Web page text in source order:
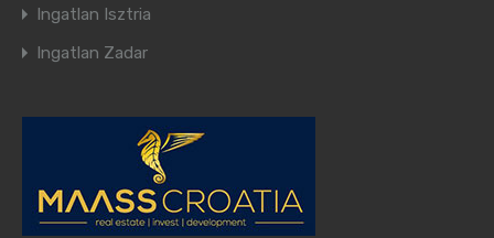
Ingatlan Isztria
Ingatlan Zadar